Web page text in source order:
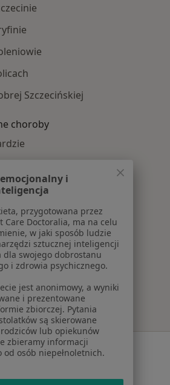
Szczecińskiej
choroby
serca w Stargardzie
w Stargardzie
w Stargardzie
Najczęście leczone
Serwis
i
przygotowana przez
Care Doctoralia, ma na celu
w jaki sposób ludzie
sztucznej inteligencji
dla swojego dobrostanu
i zdrowia psychicznego.
jest anonimowy, a wyniki
i prezentowane
zbiorczej. Pytania
są skierowane
rodziców lub opiekunów
zbieramy informacji
od osób niepełnoletnich.